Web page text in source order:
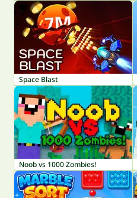
Space Blast
Noob vs 1000 Zombies!